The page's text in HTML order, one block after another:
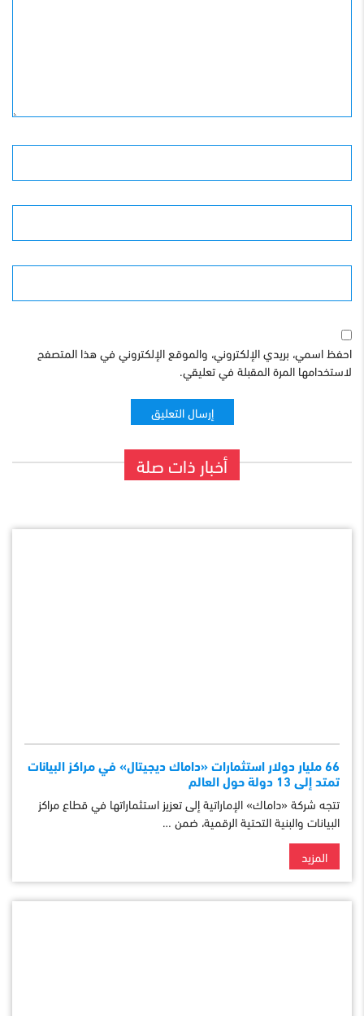
احفظ اسمي، بريدي الإلكتروني، والموقع الإلكتروني في هذا المتصفح
لاستخدامها المرة المقبلة في تعليقي.
أخبار ذات صلة
66 مليار دولار استثمارات «داماك ديجيتال» في مراكز البيانات
تمتد إلى 13 دولة حول العالم
تتجه شركة «داماك» الإماراتية إلى تعزيز استثماراتها في قطاع مراكز
البيانات والبنية التحتية الرقمية، ضمن …
المزيد